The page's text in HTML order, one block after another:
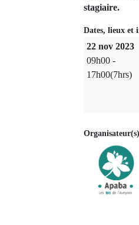
stagiaire.
Dates, lieux et
22 nov 2023
09h00 -
17h00(7hrs)
Organisateur(s)